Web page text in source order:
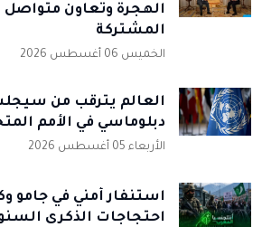
الهجرة وتعاون متواصل
المشتركة
الخميس 06 أغسطس 2026
العالم يترقب من
دبلوماسي في الأمم
الأربعاء 05 أغسطس 2026
استنفار أمني في جامو
احتجاجات الذكرى